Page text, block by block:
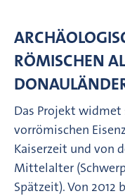
RÖMISCHEN
Das Projekt
vorrömischen
Kaiserzeit und von
Mittelalter
Spätzeit). Von 2012